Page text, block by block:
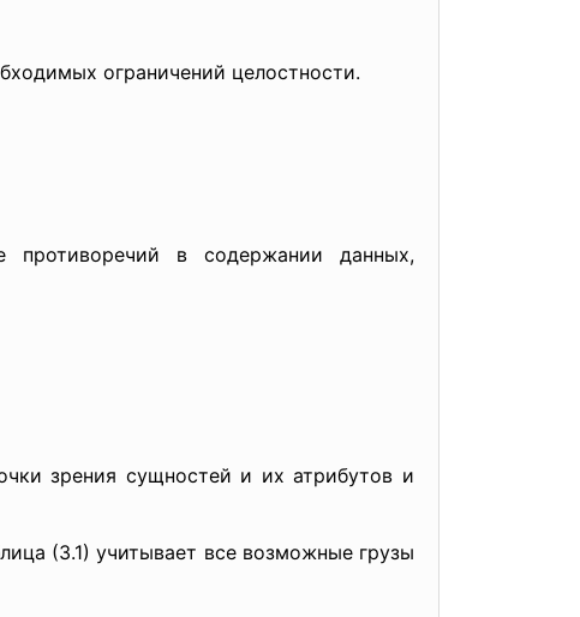
ограничений целостности.
противоречий в содержании данных,
зрения сущностей и их атрибутов и
(3.1) учитывает все возможные грузы